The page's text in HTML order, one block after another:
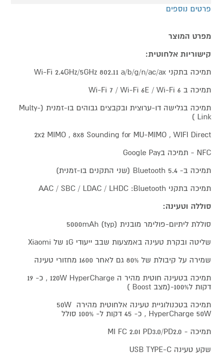
פרטים נוספים
מפרט המוצר
קישוריות אלחוטית:
תמיכה בתקני Wi-Fi 2.4GHz/5GHz 802.11 a/b/g/n/ac/ax
תמיכה ב Wi-Fi 7 / Wi-Fi 6E / Wi-Fi 6
תמיכה בגלישה דו-ערוצית ובקבצים גבוהים בו-זמנית (Multy-
Link )
2x2 MIMO , 8x8 Sounding for MU-MIMO , WIFI Direct
NFC - תמיכה בGoogle Pay
תמיכה ב- 5.4 Bluetooth (שני התקנים בו-זמנית)
תמיכה בתקני AAC / SBC / LDAC / LHDC :Bluetooth
סוללה וטעינה:
סוללת ליתיום-פולימר מובנית 5000mAh (typ)
שליטה ובקרת טעינה באמצעות שבב ייעודי 1G של Xiaomi
שמירה על קיבולת של 80% גם לאחר 1600 מחזורי טעינה
תמיכה בטעינה חוטית מהיר ה 120W HyperCharge , כ- 19
דקות ל100%-(מצב Boost )
תמיכה בטכנולוגיית טעינה אלחוטית מהירה 50W
HyperCharge 50W , כ- 45 דקות ל- 100% סולל
תמיכה - PD3.0/PD2.0 וMI FC 2.0
שקע טעינה USB TYPE-C